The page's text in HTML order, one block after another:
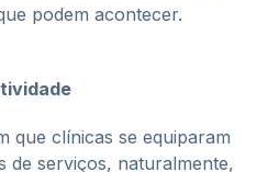
podem acontecer.
que clínicas se equiparam
de serviços, naturalmente,